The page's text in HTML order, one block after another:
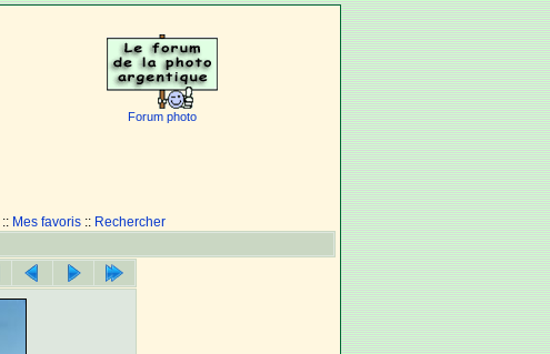
Forum photo
:: Mes favoris :: Rechercher